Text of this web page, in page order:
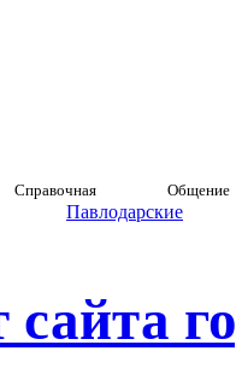
Справочная Общение
Павлодарские